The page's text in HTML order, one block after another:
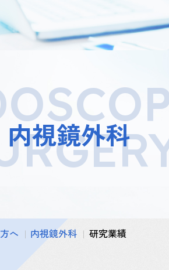
内視鏡外科
へ 内視鏡外科 研究業績